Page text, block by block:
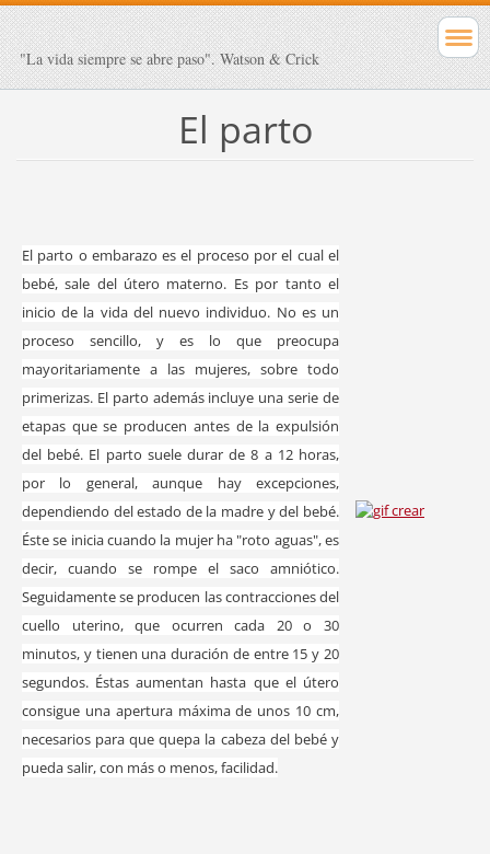
"La vida siempre se abre paso". Watson & Crick
El parto
El parto o embarazo es el proceso por el cual el
bebé, sale del útero materno. Es por tanto el
inicio de la vida del nuevo individuo. No es un
proceso sencillo, y es lo que preocupa
mayoritariamente a las mujeres, sobre todo
primerizas. El parto además incluye una serie de
etapas que se producen antes de la expulsión
del bebé. El parto suele durar de 8 a 12 horas,
por lo general, aunque hay excepciones,
dependiendo del estado de la madre y del bebé.
Éste se inicia cuando la mujer ha "roto aguas", es
decir, cuando se rompe el saco amniótico.
Seguidamente se producen las contracciones del
cuello uterino, que ocurren cada 20 o 30
minutos, y tienen una duración de entre 15 y 20
segundos. Éstas aumentan hasta que el útero
consigue una apertura máxima de unos 10 cm,
necesarios para que quepa la cabeza del bebé y
pueda salir, con más o menos, facilidad.